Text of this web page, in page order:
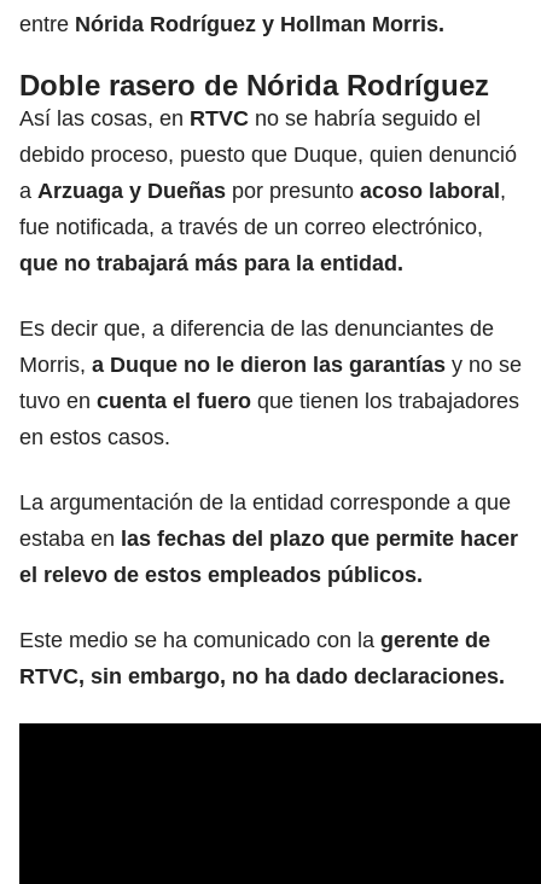
entre Nórida Rodríguez y Hollman Morris.
Doble rasero de Nórida Rodríguez
Así las cosas, en RTVC no se habría seguido el
debido proceso, puesto que Duque, quien denunció
a Arzuaga y Dueñas por presunto acoso laboral,
fue notificada, a través de un correo electrónico,
que no trabajará más para la entidad.
Es decir que, a diferencia de las denunciantes de
Morris, a Duque no le dieron las garantías y no se
tuvo en cuenta el fuero que tienen los trabajadores
en estos casos.
La argumentación de la entidad corresponde a que
estaba en las fechas del plazo que permite hacer
el relevo de estos empleados públicos.
Este medio se ha comunicado con la gerente de
RTVC, sin embargo, no ha dado declaraciones.